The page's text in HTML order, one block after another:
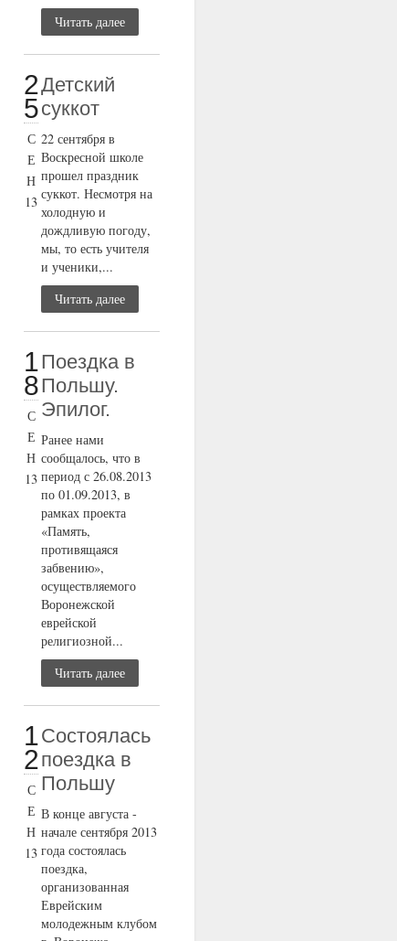
Читать далее
2
5
С
Е
Н
13
Детский
суккот
22 сентября в
Воскресной школе
прошел праздник
суккот. Несмотря на
холодную и
дождливую погоду,
мы, то есть учителя
и ученики,...
Читать далее
1
8
С
Е
Н
13
Поездка в
Польшу.
Эпилог.
Ранее нами
сообщалось, что в
период с 26.08.2013
по 01.09.2013, в
рамках проекта
«Память,
противящаяся
забвению»,
осуществляемого
Воронежской
еврейской
религиозной...
Читать далее
1
2
С
Е
Н
13
Состоялась
поездка в
Польшу
В конце августа -
начале сентября 2013
года состоялась
поездка,
организованная
Еврейским
молодежным клубом